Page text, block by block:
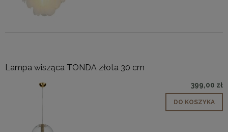
Lampa wisząca TONDA złota 30 cm
399,00 zł
DO KOSZYKA